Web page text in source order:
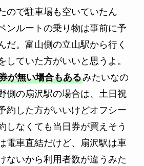
ので駐車場も空いていたん
ンルートの乗り物は事前に予
だ。富山側の立山駅から行く
していた方がいいと思うよ。
が無い場合もあるみたいなの
側の扇沢駅の場合は、土日祝
約した方がいいけどオフシー
しなくても当日券が買えそう
電車直結だけど、扇沢駅は車
ないから利用者数が違うみた